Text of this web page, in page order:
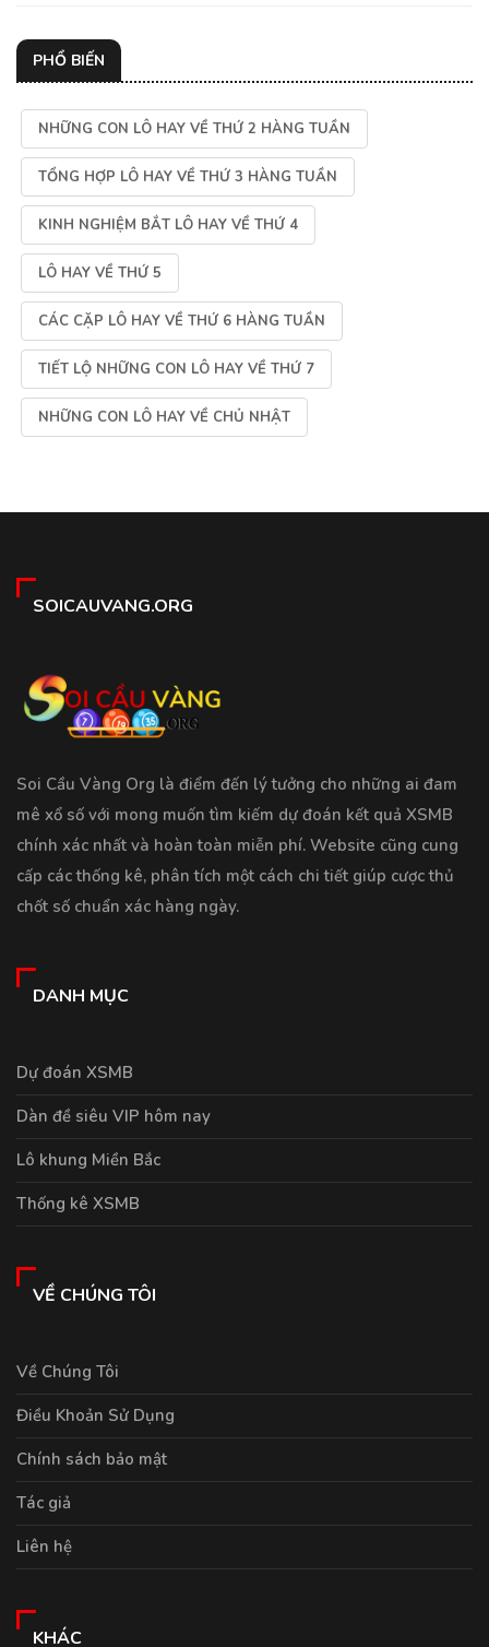
PHỔ BIẾN
NHỮNG CON LÔ HAY VỀ THỨ 2 HÀNG TUẦN
TỔNG HỢP LÔ HAY VỀ THỨ 3 HÀNG TUẦN
KINH NGHIỆM BẮT LÔ HAY VỀ THỨ 4
LÔ HAY VỀ THỨ 5
CÁC CẶP LÔ HAY VỀ THỨ 6 HÀNG TUẦN
TIẾT LỘ NHỮNG CON LÔ HAY VỀ THỨ 7
NHỮNG CON LÔ HAY VỀ CHỦ NHẬT
SOICAUVANG.ORG
Soi Cầu Vàng Org là điểm đến lý tưởng cho những ai đam
mê xổ số với mong muốn tìm kiếm dự đoán kết quả XSMB
chính xác nhất và hoàn toàn miễn phí. Website cũng cung
cấp các thống kê, phân tích một cách chi tiết giúp cược thủ
chốt số chuẩn xác hàng ngày.
DANH MỤC
Dự đoán XSMB
Dàn đề siêu VIP hôm nay
Lô khung Miền Bắc
Thống kê XSMB
VỀ CHÚNG TÔI
Về Chúng Tôi
Điều Khoản Sử Dụng
Chính sách bảo mật
Tác giả
Liên hệ
KHÁC